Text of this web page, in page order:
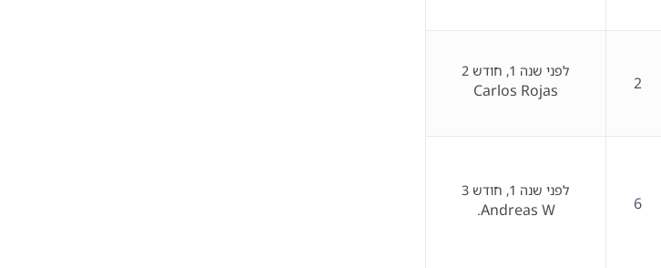
2
לפני שנה 1, חודש 2
Carlos Rojas
6
לפני שנה 1, חודש 3
Andreas W.